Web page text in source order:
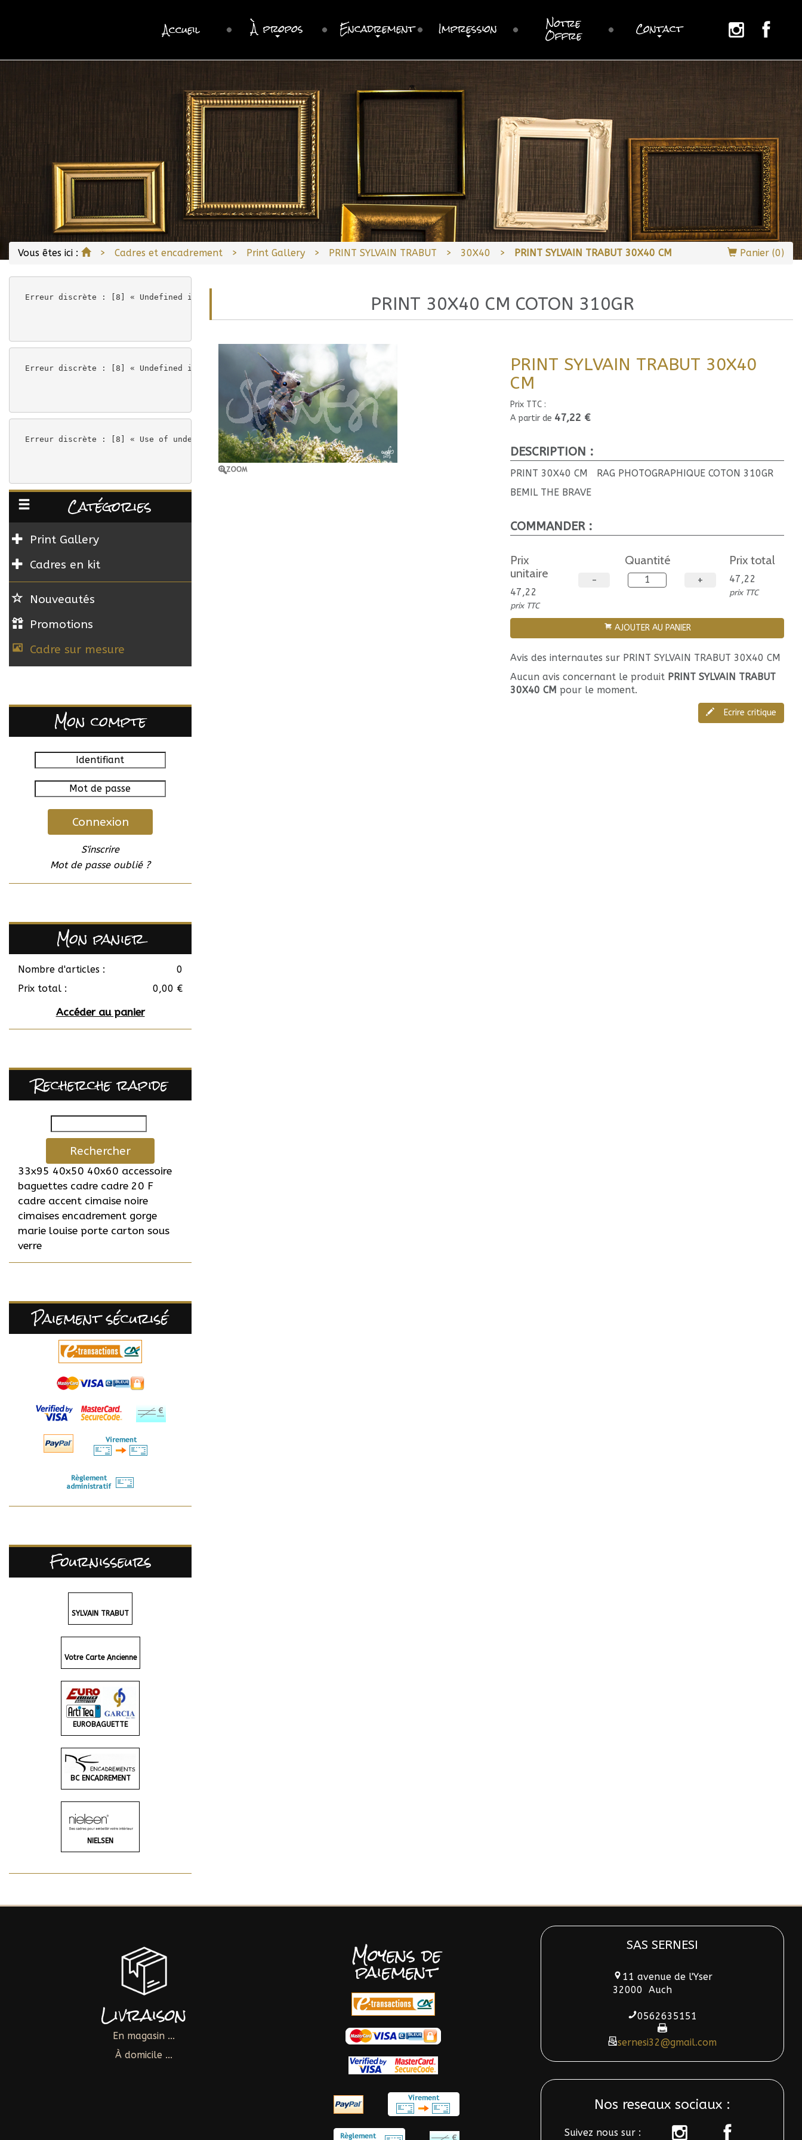
Accueil À propos Encadrement Impression Notre
Offre Contact sur sur
Vous êtes ici : AccueilCadres et encadrement Print Gallery PRINT SYLVAIN TRABUT 30X40 PRINT SYLVAIN TRABUT 30X40 CM Panier (0)
Erreur discrète : [8] « Undefined index: cPath » à la /var/www/vhosts/cadres-sernesi.fr/httpdocs/cadres-encadrement/includes/modules/sts_inc/
Erreur discrète : [8] « Undefined index: cPath » à la ligne 59 dans /var/www/vhosts/cadres-sernesi.fr/httpdocs/cadres-encadrement/includes/modules/sts_inc/
Erreur discrète : [8] « Use of undefined constant HEADING_TITLE - assumed 'HEADING_TITLE' » à la
Catégories
Print Gallery
Cadres en kit
Nouveautés
Promotions
Cadre sur mesure
Mon compte
Connexion
S'inscrire
Mot de passe oublié ?
Mon panier
Nombre d'articles :
0
Prix total :
0,00 €
Accéder au panier
Recherche rapide
Rechercher
33x95 40x50 40x60 accessoire
baguettes cadre cadre 20 F
cadre accent cimaise noire
cimaises encadrement gorge
marie louise porte carton sous
verre
Paiement sécurisé
Fournisseurs
SYLVAIN TRABUT
Votre Carte Ancienne
EUROBAGUETTE
BC ENCADREMENT
NIELSEN
PRINT 30X40 CM COTON 310GR
PRINT SYLVAIN TRABUT 30X40
CM
Prix TTC :
A partir de 47,22 €
DESCRIPTION :
PRINT 30X40 CM RAG PHOTOGRAPHIQUE COTON 310GR
BEMIL THE BRAVE
COMMANDER :
Prix
unitaire
47,22
prix TTC
Quantité Prix total
47,22
prix TTC
AJOUTER AU PANIER
Avis des internautes sur PRINT SYLVAIN TRABUT 30X40 CM
Aucun avis concernant le produit PRINT SYLVAIN TRABUT
30X40 CM pour le moment.
Ecrire critique
Livraison
En magasin ...
À domicile ...
Moyens de
paiement
SAS SERNESI
11 avenue de l'Yser
32000 Auch
0562635151
sernesi32@gmail.com
Nos reseaux sociaux :
Suivez nous sur :